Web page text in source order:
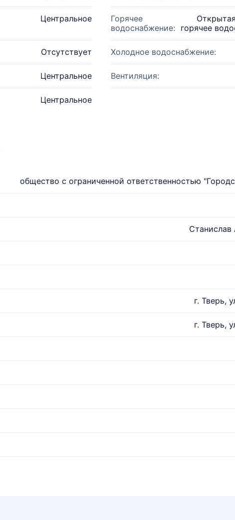
Центральное
Горячее
водоснабжение:
горячее
Отсутствует Холодное водоснабжение:
Центральное Вентиляция:
Центральное
общество с ограниченной ответственностью
Станислав
г. Тверь,
г. Тверь,